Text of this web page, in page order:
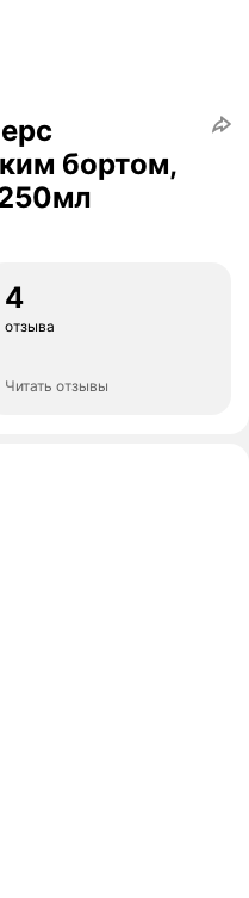
бортом,
4
отзыва
Читать отзывы